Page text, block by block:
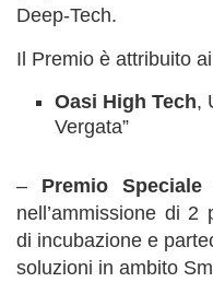
Deep-Tech.
Il Premio è attribuito
Oasi High Tech,
Vergata”
– Premio Speciale
nell’ammissione di 2
di incubazione e
soluzioni in ambito